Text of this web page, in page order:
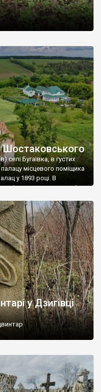
Шостаковського
селі Бугаївка, в густих
місцевого поміщика
у 1893 році. В
містилася школа, потім
лікарню. Коли із
не […]
у Дзигівці